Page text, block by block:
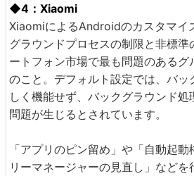
◆4：Xiaomi
XiaomiによるAndroidのカスタマイ
グラウンドプロセスの制限と非標準
ートフォン市場で最も問題のあるグ
のこと。デフォルト設定では、バッ
しく機能せず、バックグラウンド
問題が生じるとされています。
「アプリのピン留め」や「自動起
リーマネージャーの見直し」など